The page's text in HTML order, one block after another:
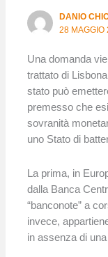
DANIO
28 MAGGIO
Una domanda
trattato di
stato può
premesso che
sovranità
uno Stato di
La prima, in
dalla Banca
“banconote” a
invece,
in assenza di